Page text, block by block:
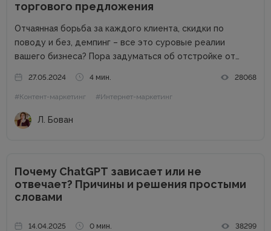
торгового предложения
Отчаянная борьба за каждого клиента, скидки по
поводу и без, демпинг – все это суровые реалии
вашего бизнеса? Пора задуматься об отстройке от
как выделиться среди аналогичных компаний, привлечь
внимание к продуктам...
27.05.2024 4 мин. 28068
#Контент-маркетинг #Интернет-маркетинг
Л. Бован
Почему ChatGPT зависает или не
отвечает? Причины и решения простыми
словами
14.04.2025 0 мин. 38299